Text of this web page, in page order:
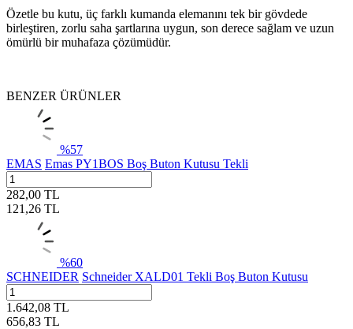
Özetle bu kutu, üç farklı kumanda elemanını tek bir gövdede
birleştiren, zorlu saha şartlarına uygun, son derece sağlam ve uzun
ömürlü bir muhafaza çözümüdür.
BENZER ÜRÜNLER
%57
EMAS Emas PY1BOS Boş Buton Kutusu Tekli
282,00 TL
121,26 TL
%60
SCHNEIDER Schneider XALD01 Tekli Boş Buton Kutusu
1.642,08 TL
656,83 TL